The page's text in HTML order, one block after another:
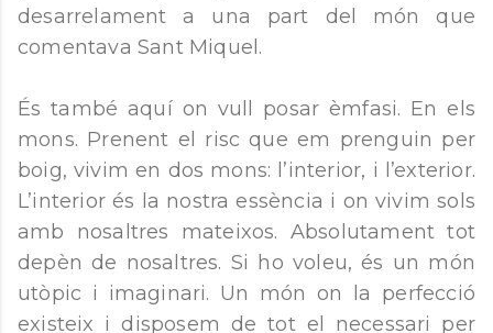
desarrelament a una part del món que
comentava Sant Miquel.
És també aquí on vull posar èmfasi. En els
mons. Prenent el risc que em prenguin per
boig, vivim en dos mons: l’interior, i l’exterior.
L’interior és la nostra essència i on vivim sols
amb nosaltres mateixos. Absolutament tot
depèn de nosaltres. Si ho voleu, és un món
utòpic i imaginari. Un món on la perfecció
existeix i disposem de tot el necessari per